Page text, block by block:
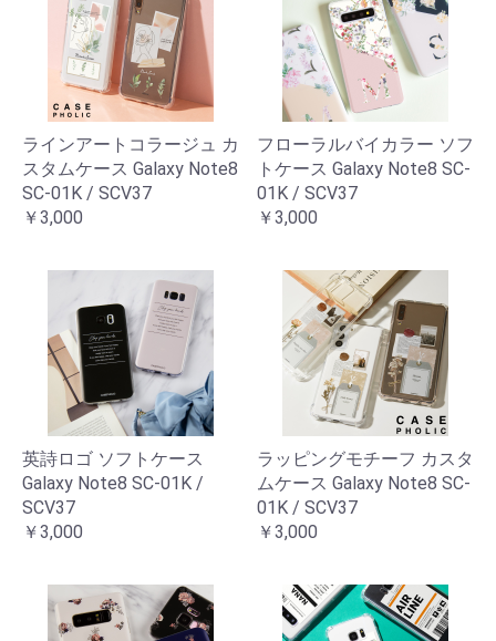
ラインアートコラージュ カ
スタムケース Galaxy Note8
SC-01K / SCV37
￥3,000
フローラルバイカラー ソフ
トケース Galaxy Note8 SC-
01K / SCV37
￥3,000
英詩ロゴ ソフトケース
Galaxy Note8 SC-01K /
SCV37
￥3,000
ラッピングモチーフ カスタ
ムケース Galaxy Note8 SC-
01K / SCV37
￥3,000